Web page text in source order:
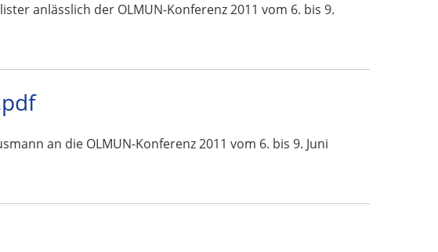
anlässlich der OLMUN-Konferenz 2011 vom 6. bis 9.
an die OLMUN-Konferenz 2011 vom 6. bis 9. Juni